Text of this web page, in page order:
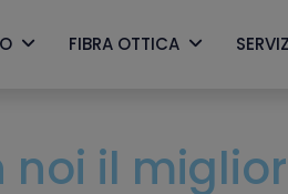
FIBRA OTTICA
noi il